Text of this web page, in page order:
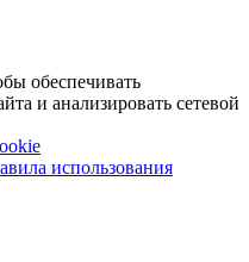
обеспечивать
и анализировать сетевой
использования